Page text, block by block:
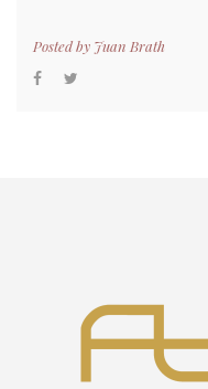
Posted by Juan Brath